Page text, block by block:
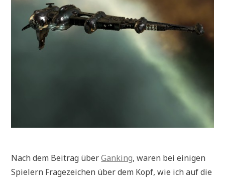
Nach dem Beitrag überGanking, waren bei einigen
Spielern Fragezeichen über dem Kopf, wie ich auf die